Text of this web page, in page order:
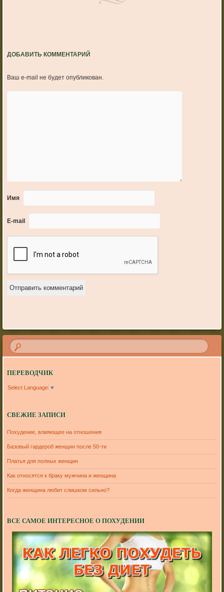
ДОБАВИТЬ КОММЕНТАРИЙ
Ваш e-mail не будет опубликован.
Имя
E-mail
ПЕРЕВОДЧИК
Select Language ▼
СВЕЖИЕ ЗАПИСИ
Похудение, влияющее на отношения
Базовый гардероб женщин после 50-ти
Платья для полных женщин
Как относятся к браку мужчина и женщина
Когда женщина любит слишком сильно?
ВСЕ САМОЕ ИНТЕРЕСНОЕ О ПОХУДЕНИИ